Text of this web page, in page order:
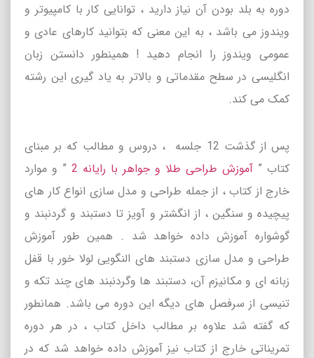
دوره به بلد بودن آن نیاز دارید ، توانایی کار با کامپیوتر و
ویندوز می باشد ، به این معنی که بتوانید کارهای عادی و
عمومی ویندوز را انجام دهید ! همینطور دانستن زبان
انگلیسی در سطح مقدماتی و بالاتر به یاد گیری این رشته
کمک می کند.
پس از گذشت 12 جلسه ، دروس و مطالب که بر مبنای
کتاب ” آموزش طراحی طلا و جواهر با رایانه 2
” و موارد
خارج از کتاب ، از جمله طراحی و مدل سازی انواع کار های
پیچیده و سنگین ، از انگشتر و آویز تا دستبند و گردنبند و
گوشواره آموزش داده خواهد شد . همین طور آموزش
طراحی و مدل سازی دستبند های النگویی لولا خور با قفل
زبانه ای و مکانیزم آن، دستبند ها وگردنبند های چند تکه و
تنیسی از سرفصل های دیگه این دوره می باشد. همانطور
که گفته شد علاوه بر مطالب داخل کتاب ، در هر دوره
تمریناتی خارج از کتاب نیز آموزش داده خواهد شد که در